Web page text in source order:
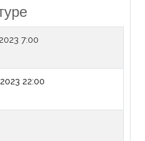
7:00
22:00